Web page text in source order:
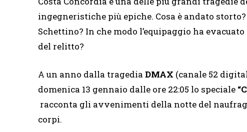
ingegneristiche più epiche. Cosa è andato
Schettino? In che modo l’equipaggio ha
del relitto?
A un anno dalla tragedia DMAX (canale 52
domenica 13 gennaio dalle ore 22:05 lo speciale
racconta gli avvenimenti della notte del
corpi.